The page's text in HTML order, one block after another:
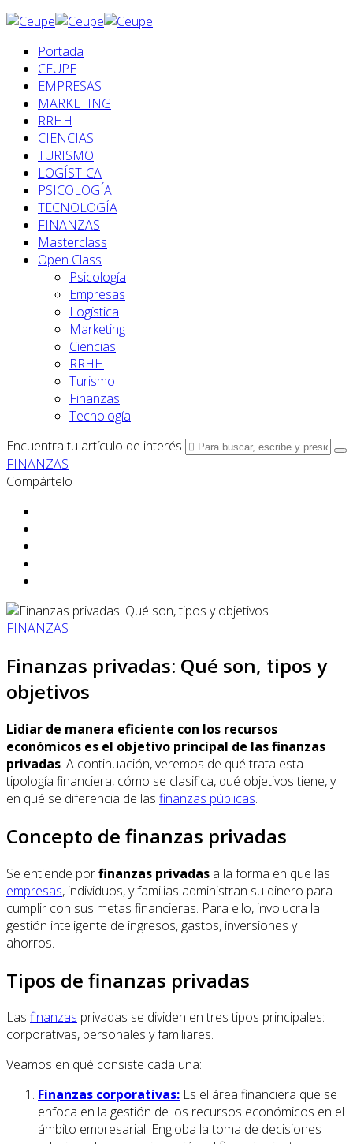
Portada
CEUPE
EMPRESAS
MARKETING
RRHH
CIENCIAS
TURISMO
LOGÍSTICA
PSICOLOGÍA
TECNOLOGÍA
FINANZAS
Masterclass
Open Class
Psicología
Empresas
Logística
Marketing
Ciencias
RRHH
Turismo
Finanzas
Tecnología
Encuentra tu artículo de interés
FINANZAS
Compártelo
FINANZAS
Finanzas privadas: Qué son, tipos y
objetivos
Lidiar de manera eficiente con los recursos
económicos es el objetivo principal de las finanzas
privadas. A continuación, veremos de qué trata esta
tipología financiera, cómo se clasifica, qué objetivos tiene, y
en qué se diferencia de las finanzas públicas.
Concepto de finanzas privadas
Se entiende porfinanzas privadas a la forma en que las
empresas, individuos, y familias administran su dinero para
cumplir con sus metas financieras. Para ello, involucra la
gestión inteligente de ingresos, gastos, inversiones y
ahorros.
Tipos de finanzas privadas
Las finanzas privadas se dividen en tres tipos principales:
corporativas, personales y familiares.
Veamos en qué consiste cada una:
Finanzas corporativas: Es el área financiera que se
enfoca en la gestión de los recursos económicos en el
ámbito empresarial. Engloba la toma de decisiones